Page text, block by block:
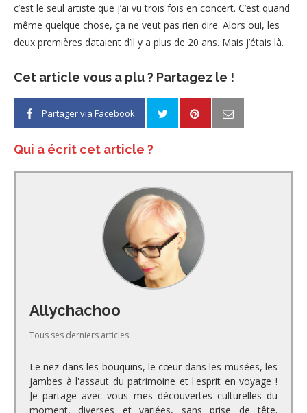
c’est le seul artiste que j’ai vu trois fois en concert. C’est quand
même quelque chose, ça ne veut pas rien dire. Alors oui, les
deux premières dataient d’il y a plus de 20 ans. Mais j’étais là.
Cet article vous a plu ? Partagez le !
Partager via Facebook
Qui a écrit cet article ?
Allychachoo
Tous ses derniers articles
Le nez dans les bouquins, le cœur dans les musées, les
jambes à l'assaut du patrimoine et l'esprit en voyage !
Je partage avec vous mes découvertes culturelles du
moment, diverses et variées, sans prise de tête.